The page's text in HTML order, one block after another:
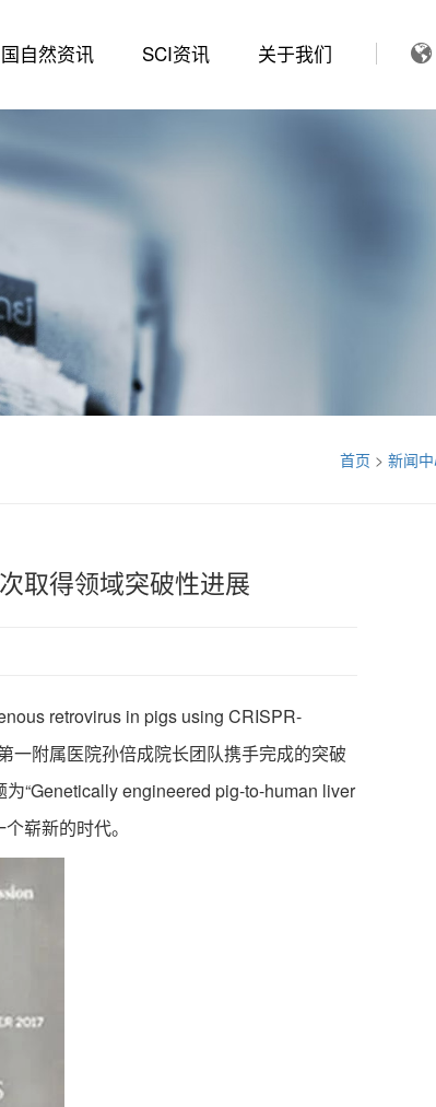
国自然资讯 SCI资讯 关于我们
首页 > 新闻
取得领域突破性进展
retrovirus in pigs using CRISPR-
一附属医院孙倍成院长团队携手完成的突破
“Genetically engineered pig-to-human liver
崭新的时代。